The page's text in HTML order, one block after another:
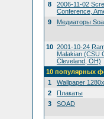
8
2006-11-02
Conference,
9 Медиаторы
10 2001-10-24
Malakian (CSU
Cleveland, OH)
10 популярных
1
Wallpaper
2
Плакаты
3
SOAD